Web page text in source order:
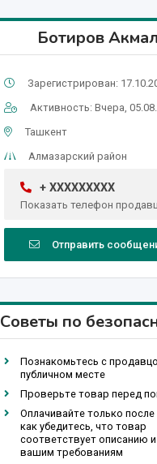
Ботиров Акмал
Зарегистрирован:
Активность: Вчера,
Ташкент
Алмазарский район
+ XXXXXXXXX
Показать телефон
Отправить
Советы по
Познакомьтесь с
публичном месте
Проверьте товар перед
Оплачивайте только после
как убедитесь, что товар
соответствует описанию и
вашим требованиям